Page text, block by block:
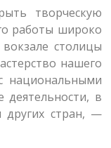
творческую
работы широко
столицы
нашего
национальными
в
других стран, —